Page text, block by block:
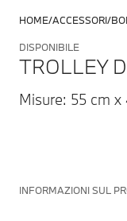
HOME ACCESSORI
DISPONIBILE
TROLLEY
Misure: 55 cm
INFORMAZIONI SUL